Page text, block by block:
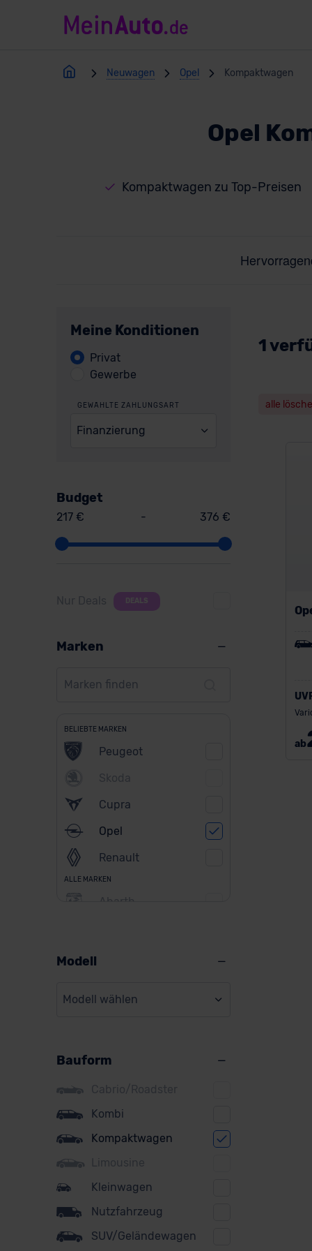
Neuwagen Opel Kompaktwagen
Opel
Kompaktwagen zu Top-Preisen
Meine Konditionen
Privat
Gewerbe
GEWÄHLTE ZAHLUNGSART
Finanzierung
Budget
217 € - 376 €
Nur Deals DEALS
Marken
BELIEBTE MARKEN
Peugeot
Skoda
Cupra
Opel
Renault
ALLE MARKEN
Abarth
BMW
Citroen
Cupra
DS
Dacia
Fiat
Ford
Honda
Modell
Modell wählen
Bauform
Cabrio/Roadster
Kombi
Kompaktwagen
Limousine
Kleinwagen
Nutzfahrzeug
SUV/Geländewagen
1
alle
ab